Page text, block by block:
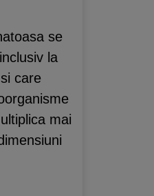
se
la
care
mai